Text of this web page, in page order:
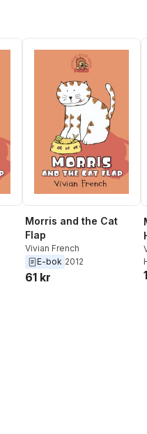
Morris and the Cat
Flap
Vivian French
E-bok 2012
61 kr